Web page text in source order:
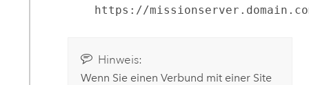
https://
Hinweis:
Wenn Sie einen Verbund mit einer Site